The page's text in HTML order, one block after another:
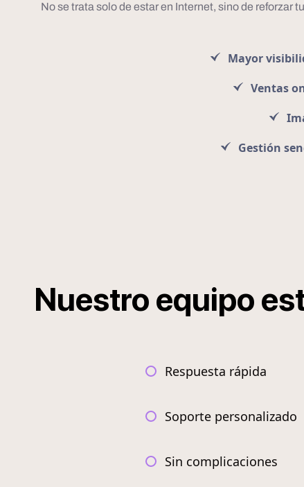
No se trata solo de estar en Internet, sino de reforzar
Mayor
Ventas
Gestión
Nuestro equipo
Respuesta rápida
Soporte personalizado
Sin complicaciones